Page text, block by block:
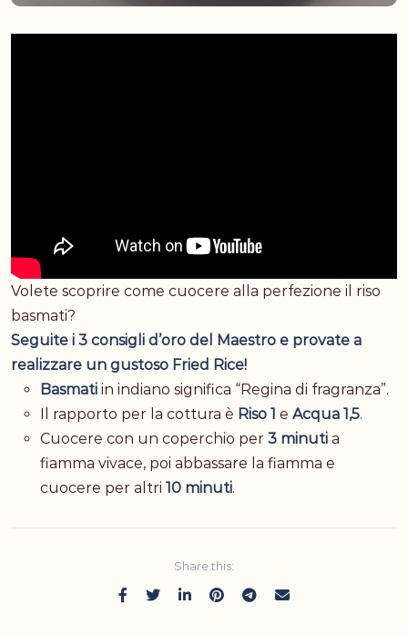
Volete scoprire come cuocere alla perfezione il riso
basmati?
Seguite i 3 consigli d’oro del Maestro e provate a
realizzare un gustoso Fried Rice!
Basmati in indiano significa “Regina di fragranza”.
Il rapporto per la cottura è Riso 1 e Acqua 1,5.
Cuocere con un coperchio per 3 minuti a
fiamma vivace, poi abbassare la fiamma e
cuocere per altri 10 minuti.
Share this: